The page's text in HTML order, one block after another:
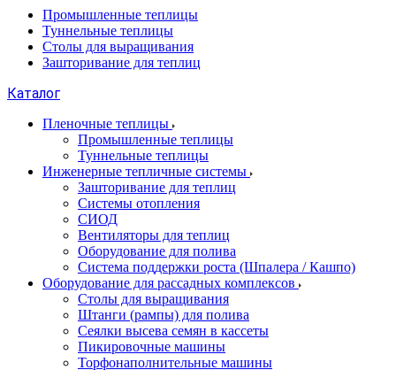
Промышленные теплицы
Туннельные теплицы
Столы для выращивания
Зашторивание для теплиц
Каталог
Пленочные теплицы
Промышленные теплицы
Туннельные теплицы
Инженерные тепличные системы
Зашторивание для теплиц
Системы отопления
СИОД
Вентиляторы для теплиц
Оборудование для полива
Система поддержки роста (Шпалера / Кашпо)
Оборудование для рассадных комплексов
Столы для выращивания
Штанги (рампы) для полива
Сеялки высева семян в кассеты
Пикировочные машины
Торфонаполнительные машины